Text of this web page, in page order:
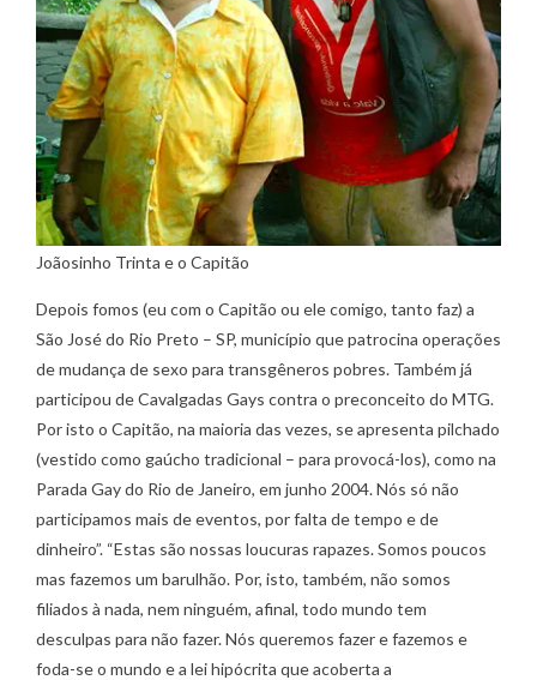
Joãosinho Trinta e o Capitão
Depois fomos (eu com o Capitão ou ele comigo, tanto faz) a
São José do Rio Preto – SP, município que patrocina operações
de mudança de sexo para transgêneros pobres. Também já
participou de Cavalgadas Gays contra o preconceito do MTG.
Por isto o Capitão, na maioria das vezes, se apresenta pilchado
(vestido como gaúcho tradicional – para provocá-los), como na
Parada Gay do Rio de Janeiro, em junho 2004. Nós só não
participamos mais de eventos, por falta de tempo e de
dinheiro”. “Estas são nossas loucuras rapazes. Somos poucos
mas fazemos um barulhão. Por, isto, também, não somos
filiados à nada, nem ninguém, afinal, todo mundo tem
desculpas para não fazer. Nós queremos fazer e fazemos e
foda-se o mundo e a lei hipócrita que acoberta a